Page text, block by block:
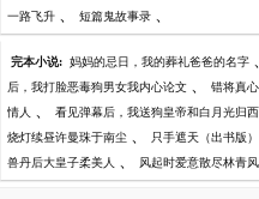
一路飞升 、 短篇鬼故事录 、
完本小说: 妈妈的忌日，我的葬礼爸爸的名字
后，我打脸恶毒狗男女我内心论文 、 错将真
情人 、 看见弹幕后，我送狗皇帝和白月光归
烧灯续昼许曼珠于南尘 、 只手遮天（出书版）
兽丹后大皇子柔美人 、 风起时爱意散尽林青